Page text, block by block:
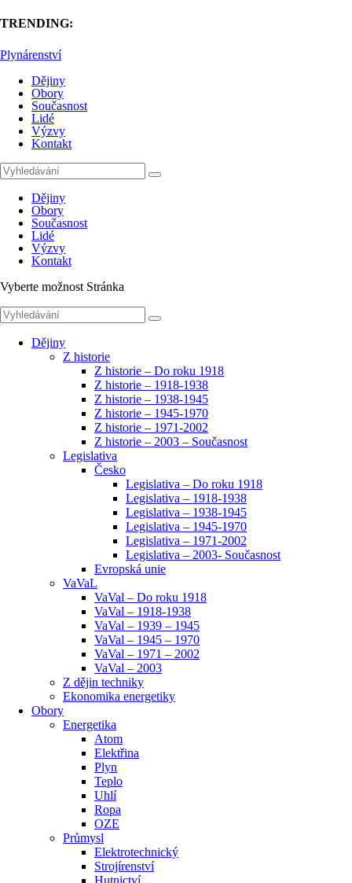
TRENDING:
Plynárenství
Dějiny
Obory
Současnost
Lidé
Výzvy
Kontakt
Dějiny
Obory
Současnost
Lidé
Výzvy
Kontakt
Vyberte možnost Stránka
Dějiny
Z historie
Z historie – Do roku 1918
Z historie – 1918-1938
Z historie – 1938-1945
Z historie – 1945-1970
Z historie – 1971-2002
Z historie – 2003 – Současnost
Legislativa
Česko
Legislativa – Do roku 1918
Legislativa – 1918-1938
Legislativa – 1938-1945
Legislativa – 1945-1970
Legislativa – 1971-2002
Legislativa – 2003- Současnost
Evropská unie
VaVaL
VaVal – Do roku 1918
VaVal – 1918-1938
VaVal – 1939 – 1945
VaVal – 1945 – 1970
VaVal – 1971 – 2002
VaVal – 2003
Z dějin techniky
Ekonomika energetiky
Obory
Energetika
Atom
Elektřina
Plyn
Teplo
Uhlí
Ropa
OZE
Průmysl
Elektrotechnický
Strojírenství
Hutnictví